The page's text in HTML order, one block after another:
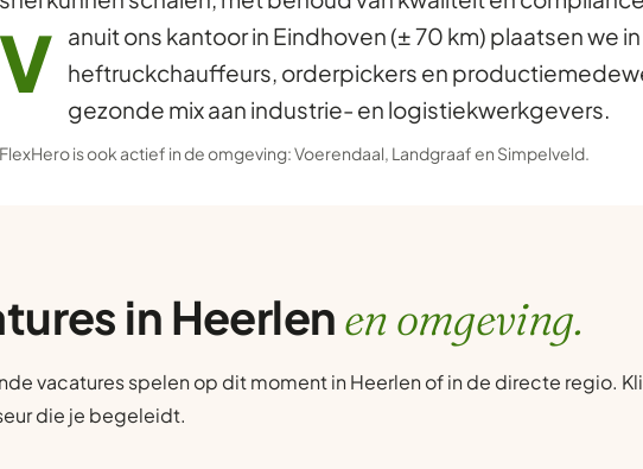
V anuit ons kantoor in Eindhoven (± 70 km) plaatsen we
heftruckchauffeurs, orderpickers en
gezonde mix aan industrie- en logistiekwerkgevers.
FlexHero is ook actief in de omgeving:Voerendaal, Landgraafen Simpelveld.
in Heerlenen omgeving.
vacatures spelen op dit moment in Heerlen of in de directe regio.
die je begeleidt.